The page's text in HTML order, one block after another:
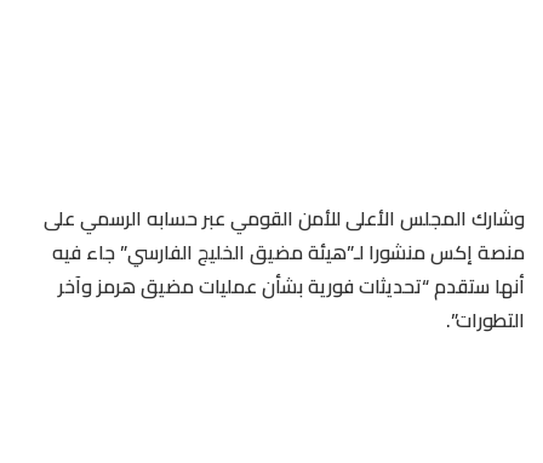
وشارك المجلس الأعلى للأمن القومي عبر حسابه الرسمي على
منصة إكس منشورا لـ”هيئة مضيق الخليج الفارسي” جاء فيه
أنها ستقدم “تحديثات فورية بشأن عمليات مضيق هرمز وآخر
التطورات”.